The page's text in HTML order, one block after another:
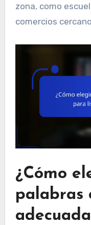
zona, como
comercios
¿Cómo
palabras